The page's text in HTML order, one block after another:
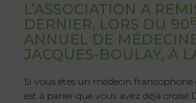
L’ASSOCIATION A
DERNIER, LORS DU 90E
ANNUEL DE
JACQUES-BOULAY, À
Si vous êtes un médecin francophone
est à parier que vous avez déjà